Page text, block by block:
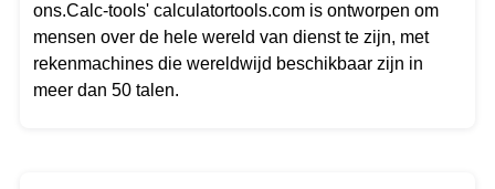
ons.Calc-tools' calculatortools.com is ontworpen om
mensen over de hele wereld van dienst te zijn, met
rekenmachines die wereldwijd beschikbaar zijn in
meer dan 50 talen.